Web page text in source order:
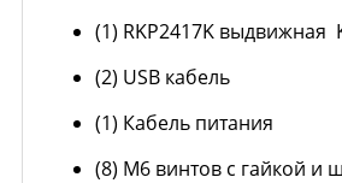
(1) RKP2417K выдвижная
(2) USB кабель
(1) Кабель питания
(8) M6 винтов с гайкой и